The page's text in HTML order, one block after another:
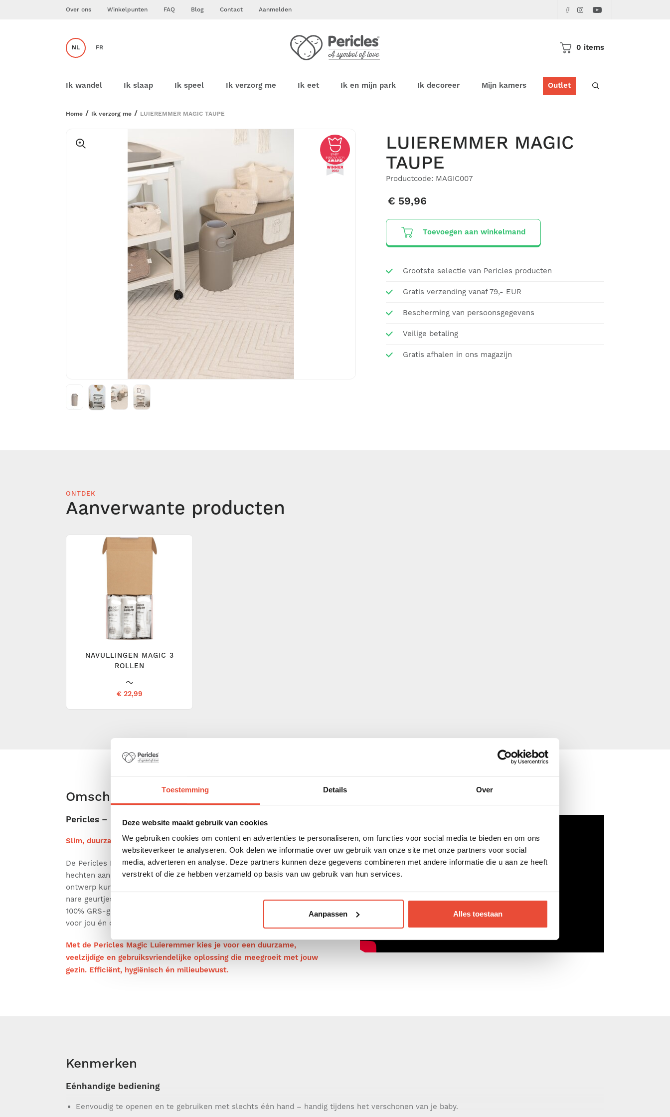
Toestemming Details Over
Deze website maakt gebruik van cookies
We gebruiken cookies om content en advertenties te personaliseren, om functies voor social media te bieden en om ons
websiteverkeer te analyseren. Ook delen we informatie over uw gebruik van onze site met onze partners voor social
media, adverteren en analyse. Deze partners kunnen deze gegevens combineren met andere informatie die u aan ze heeft
verstrekt of die ze hebben verzameld op basis van uw gebruik van hun services.
Aanpassen Alles toestaan
Over ons Winkelpunten FAQ Blog Contact Aanmelden
FacebookInstagramYoutube
Pericles
NL FR 0 items
Ik wandel Ik slaap Ik speel Ik verzorg me Ik eet Ik en mijn park Ik decoreer Mijn kamers Outlet Doorzoek de
Home Ik verzorg me LUIEREMMER MAGIC TAUPE
Baby Innovation Award winner 2023
LUIEREMMER MAGIC
TAUPE
Productcode: MAGIC007
€ 59,96
Toevoegen aan winkelmand
Grootste selectie van Pericles producten
Gratis verzending vanaf 79,- EUR
Bescherming van persoonsgegevens
Veilige betaling
Gratis afhalen in ons magazijn
ONTDEK
Aanverwante producten
NAVULLINGEN MAGIC 3
ROLLEN
€ 22,99
Omschrijving
Pericles – Magic Luieremmer
Slim, duurzaam en veelzijdig – ideaal voor elk gezin.
De Pericles Magic Luieremmer is ontworpen voor ouders die waarde
hechten aan gemak, hygiëne én duurzaamheid. Dankzij het slimme
ontwerp kun je de emmer eenvoudig met één hand bedienen, terwijl
nare geurtjes volledig worden afgesloten. Bovendien is hij gemaakt van
100% GRS-gecertificeerd gerecycleerd materiaal – een bewuste keuze
voor jou én de planeet.
Met de Pericles Magic Luieremmer kies je voor een duurzame,
veelzijdige en gebruiksvriendelijke oplossing die meegroeit met jouw
gezin. Efficiënt, hygiënisch én milieubewust.
Kenmerken
Eénhandige bediening
Eenvoudig te openen en te gebruiken met slechts één hand – handig tijdens het verschonen van je baby.